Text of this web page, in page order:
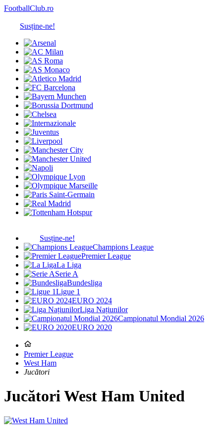
FootballClub.ro
Susține-ne!
Susține-ne!
Champions League
Premier League
La Liga
Serie A
Bundesliga
Ligue 1
EURO 2024
Liga Națiunilor
Campionatul Mondial 2026
EURO 2020
Premier League
West Ham
Jucători
JucătoriWest Ham United